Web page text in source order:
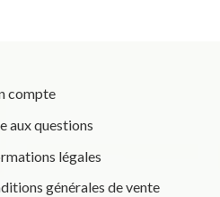
compte
aux questions
légales
générales de vente